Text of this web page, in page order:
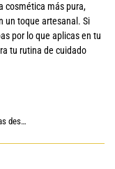
cosmética más pura,
un toque artesanal. Si
por lo que aplicas en tu
tu rutina de cuidado
▶ Sábanas y fundas 100 piezas de fundas desechables de masaje para la cara, fundas de cojín desechables para reposacabezas y reposacabezas